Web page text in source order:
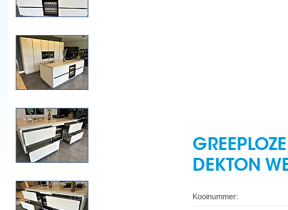
DEKTON
Kooinummer: